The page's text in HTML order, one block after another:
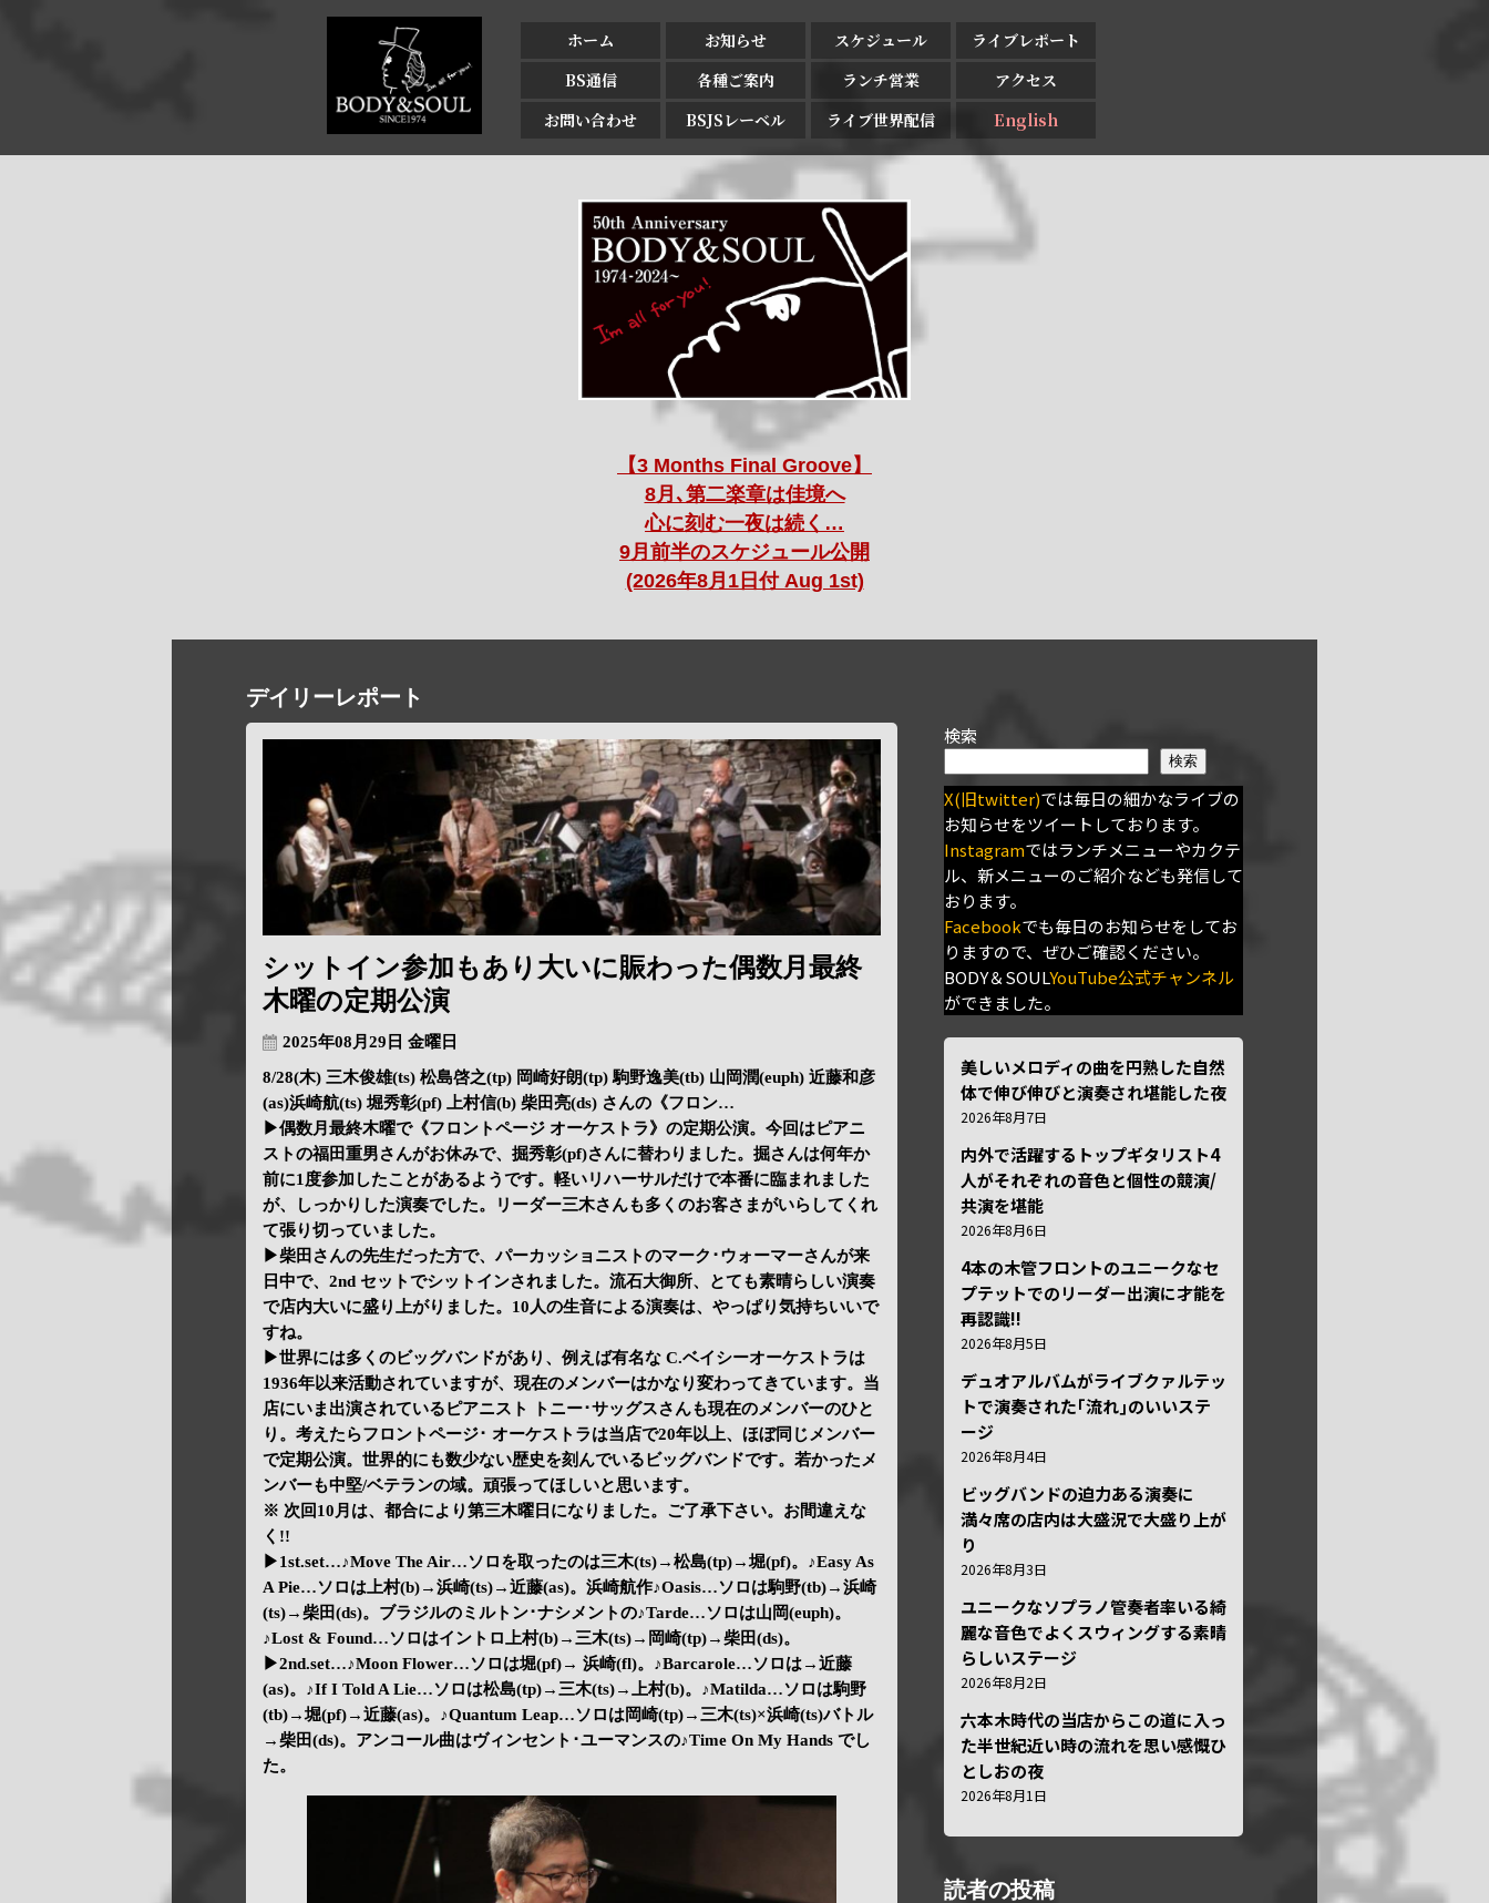
ホーム お知らせ スケジュール
ライブレポート
BS通信
各種ご案内 ランチ営業
アクセス
お問い合わせ
BSJSレーベル ライブ世界配信 English
【3 Months Final Groove】
8月､第二楽章は佳境へ
心に刻む一夜は続く…
9月前半のスケジュール公開
(2026年8月1日付 Aug 1st)
デイリーレポート
シットイン参加もあり大いに賑わった偶数月最終
木曜の定期公演
2025年08月29日 金曜日
8/28(木) 三木俊雄(ts) 松島啓之(tp) 岡崎好朗(tp) 駒野逸美(tb) 山岡潤(euph) 近藤和彦
(as)浜崎航(ts) 堀秀彰(pf) 上村信(b) 柴田亮(ds) さんの《フロン…
▶偶数月最終木曜で《フロントページ オーケストラ》の定期公演。今回はピアニ
ストの福田重男さんがお休みで、掘秀彰(pf)さんに替わりました。掘さんは何年か
前に1度参加したことがあるようです。軽いリハーサルだけで本番に臨まれました
が、しっかりした演奏でした。リーダー三木さんも多くのお客さまがいらしてくれ
て張り切っていました。
▶柴田さんの先生だった方で、パーカッショニストのマーク･ウォーマーさんが来
日中で、2nd セットでシットインされました。流石大御所、とても素晴らしい演奏
で店内大いに盛り上がりました。10人の生音による演奏は、やっぱり気持ちいいで
すね。
▶世界には多くのビッグバンドがあり、例えば有名な C.ベイシーオーケストラは
1936年以来活動されていますが、現在のメンバーはかなり変わってきています。当
店にいま出演されているピアニスト トニー･サッグスさんも現在のメンバーのひと
り。考えたらフロントページ･ オーケストラは当店で20年以上、ほぼ同じメンバー
で定期公演。世界的にも数少ない歴史を刻んでいるビッグバンドです。若かったメ
ンバーも中堅/ベテランの域。頑張ってほしいと思います。
※ 次回10月は、都合により第三木曜日になりました。ご了承下さい。お間違えな
く!!
▶1st.set…♪Move The Air…ソロを取ったのは三木(ts)→松島(tp)→堀(pf)。♪Easy As
A Pie…ソロは上村(b)→浜崎(ts)→近藤(as)。浜崎航作♪Oasis…ソロは駒野(tb)→浜崎
(ts)→柴田(ds)。ブラジルのミルトン･ナシメントの♪Tarde…ソロは山岡(euph)。
♪Lost & Found…ソロはイントロ上村(b)→三木(ts)→岡崎(tp)→柴田(ds)。
▶2nd.set…♪Moon Flower…ソロは堀(pf)→ 浜崎(fl)。♪Barcarole…ソロは→近藤
(as)。♪If I Told A Lie…ソロは松島(tp)→三木(ts)→上村(b)。♪Matilda…ソロは駒野
(tb)→堀(pf)→近藤(as)。♪Quantum Leap…ソロは岡崎(tp)→三木(ts)×浜崎(ts)バトル
→柴田(ds)。アンコール曲はヴィンセント･ユーマンスの♪Time On My Hands でし
た。
検索
検索
X(旧twitter)では毎日の細かなライブの
お知らせをツイートしております。
Instagramではランチメニューやカクテ
ル、新メニューのご紹介なども発信して
おります。
Facebookでも毎日のお知らせをしてお
りますので、ぜひご確認ください。
BODY＆SOULYouTube公式チャンネル
ができました。
美しいメロディの曲を円熟した自然
体で伸び伸びと演奏され堪能した夜
2026年8月7日
内外で活躍するトップギタリスト4
人がそれぞれの音色と個性の競演/
共演を堪能
2026年8月6日
4本の木管フロントのユニークなセ
プテットでのリーダー出演に才能を
再認識!!
2026年8月5日
デュオアルバムがライブクァルテッ
トで演奏された｢流れ｣のいいステ
ージ
2026年8月4日
ビッグバンドの迫力ある演奏に
満々席の店内は大盛況で大盛り上が
り
2026年8月3日
ユニークなソプラノ管奏者率いる綺
麗な音色でよくスウィングする素晴
らしいステージ
2026年8月2日
六本木時代の当店からこの道に入っ
た半世紀近い時の流れを思い感慨ひ
としおの夜
2026年8月1日
読者の投稿